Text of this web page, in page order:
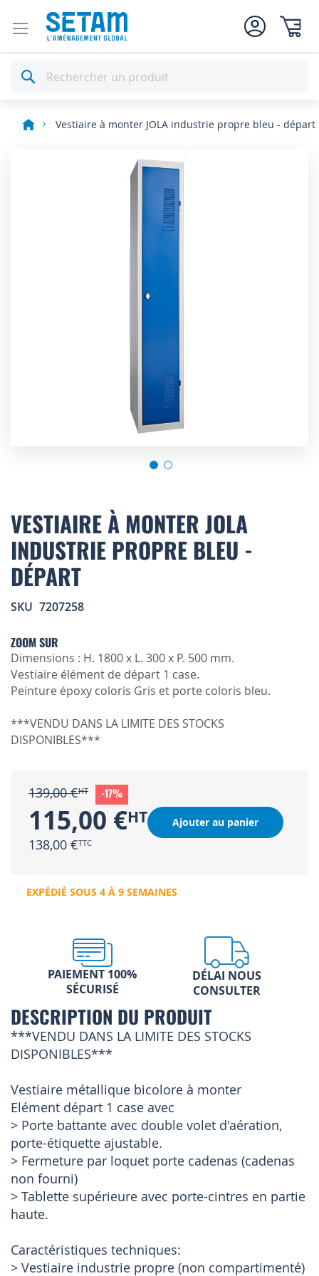
Rechercher
Vestiaire à monter JOLA industrie propre bleu - départ
to
the
beginning
the
images
VESTIAIRE À MONTER JOLA
INDUSTRIE PROPRE BLEU -
DÉPART
SKU 7207258
ZOOM SUR
Dimensions : H. 1800 x L. 300 x P. 500 mm.
Vestiaire élément de départ 1 case.
Peinture époxy coloris Gris et porte coloris bleu.
***VENDU DANS LA LIMITE DES STOCKS
DISPONIBLES***
139,00 € -17%
115,00 €
138,00 €
Ajouter au panier
EXPÉDIÉ SOUS 4 À 9 SEMAINES
PAIEMENT 100%
SÉCURISÉ
DÉLAI NOUS
CONSULTER
DESCRIPTION DU PRODUIT
***VENDU DANS LA LIMITE DES STOCKS
DISPONIBLES***
Vestiaire métallique bicolore à monter
Elément départ 1 case avec
> Porte battante avec double volet d'aération,
porte-étiquette ajustable.
> Fermeture par loquet porte cadenas (cadenas
non fourni)
> Tablette supérieure avec porte-cintres en partie
haute.
Caractéristiques techniques:
> Vestiaire industrie propre (non compartimenté)